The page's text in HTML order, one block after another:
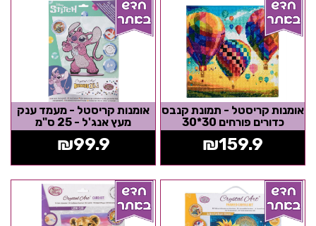
אומנות קריסטל - תמונת קנבס
כדורים פורחים 30*30
₪159.9
אומנות קריסטל - מעמד ענק
מעץ אנג'ל - 25 ס"מ
₪99.9